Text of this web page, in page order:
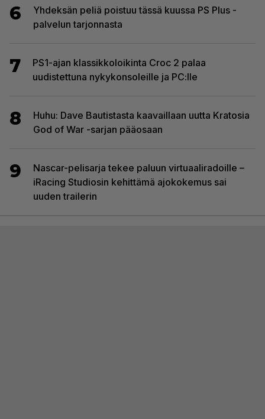
6
Yhdeksän peliä poistuu tässä kuussa PS Plus -
palvelun tarjonnasta
7
PS1-ajan klassikkoloikinta Croc 2 palaa
uudistettuna nykykonsoleille ja PC:lle
8
Huhu: Dave Bautistasta kaavaillaan uutta Kratosia
God of War -sarjan pääosaan
9
Nascar-pelisarja tekee paluun virtuaaliradoille –
iRacing Studiosin kehittämä ajokokemus sai
uuden trailerin